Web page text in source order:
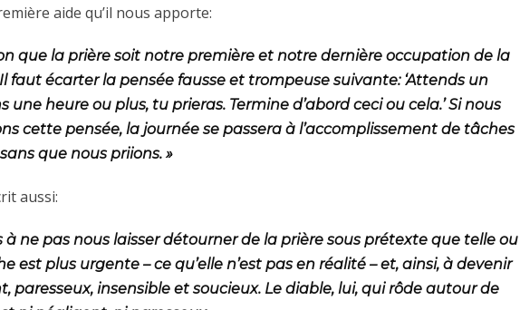
aide qu’il nous apporte:
que la prière soit notre première et notre dernière occupation de la
faut écarter la pensée fausse et trompeuse suivante: ‘Attends un
une heure ou plus, tu prieras. Termine d’abord ceci ou cela.’ Si nous
cette pensée, la journée se passera à l’accomplissement de tâches
que nous priions. »
aussi:
à ne pas nous laisser détourner de la prière sous prétexte que telle ou
est plus urgente – ce qu’elle n’est pas en réalité – et, ainsi, à devenir
paresseux, insensible et soucieux. Le diable, lui, qui rôde autour de